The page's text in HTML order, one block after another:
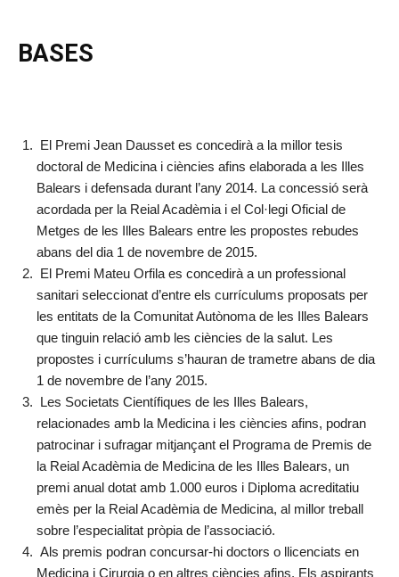
BASES
El Premi Jean Dausset es concedirà a la millor tesis
doctoral de Medicina i ciències afins elaborada a les Illes
Balears i defensada durant l’any 2014. La concessió serà
acordada per la Reial Acadèmia i el Col·legi Oficial de
Metges de les Illes Balears entre les propostes rebudes
abans del dia 1 de novembre de 2015.
El Premi Mateu Orfila es concedirà a un professional
sanitari seleccionat d’entre els currículums proposats per
les entitats de la Comunitat Autònoma de les Illes Balears
que tinguin relació amb les ciències de la salut. Les
propostes i currículums s’hauran de trametre abans de dia
1 de novembre de l’any 2015.
Les Societats Científiques de les Illes Balears,
relacionades amb la Medicina i les ciències afins, podran
patrocinar i sufragar mitjançant el Programa de Premis de
la Reial Acadèmia de Medicina de les Illes Balears, un
premi anual dotat amb 1.000 euros i Diploma acreditatiu
emès per la Reial Acadèmia de Medicina, al millor treball
sobre l’especialitat pròpia de l’associació.
Als premis podran concursar-hi doctors o llicenciats en
Medicina i Cirurgia o en altres ciències afins. Els aspirants